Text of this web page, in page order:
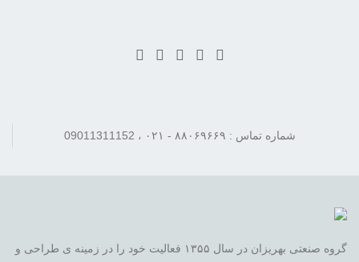
شماره تماس : ۸۸۰۶۹۶۶۹ - ۰۲۱ ، 09011311152
گروه صنعتی بهریزان در سال ۱۳۵۵ فعالیت خود را در زمینه ی طراحی و